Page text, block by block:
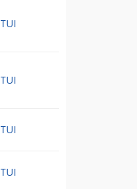
TUI
TUI
TUI
TUI